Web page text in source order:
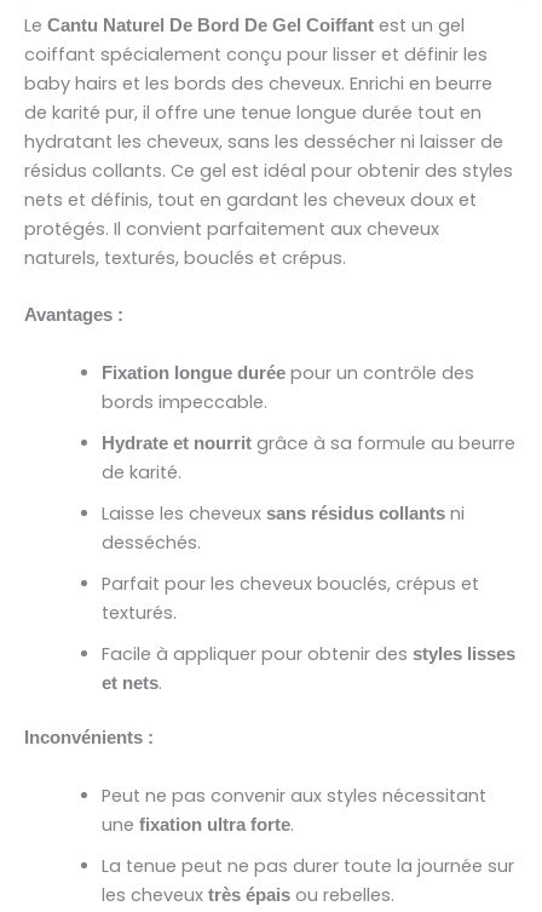
Le Cantu Naturel De Bord De Gel Coiffant est un gel
coiffant spécialement conçu pour lisser et définir les
baby hairs et les bords des cheveux. Enrichi en beurre
de karité pur, il offre une tenue longue durée tout en
hydratant les cheveux, sans les dessécher ni laisser de
résidus collants. Ce gel est idéal pour obtenir des styles
nets et définis, tout en gardant les cheveux doux et
protégés. Il convient parfaitement aux cheveux
naturels, texturés, bouclés et crépus.
Avantages :
Fixation longue durée pour un contrôle des
bords impeccable.
Hydrate et nourrit grâce à sa formule au beurre
de karité.
Laisse les cheveux sans résidus collants ni
desséchés.
Parfait pour les cheveux bouclés, crépus et
texturés.
Facile à appliquer pour obtenir des styles lisses
et nets.
Inconvénients :
Peut ne pas convenir aux styles nécessitant
une fixation ultra forte.
La tenue peut ne pas durer toute la journée sur
les cheveux très épais ou rebelles.